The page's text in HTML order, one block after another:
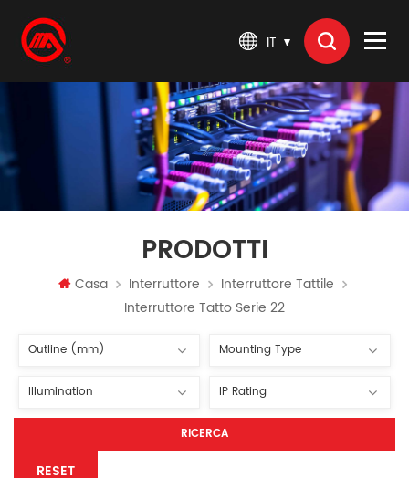
IT
PRODOTTI
Casa Interruttore
Interruttore Tattile
Interruttore Tatto Serie 22
RICERCA
RESET